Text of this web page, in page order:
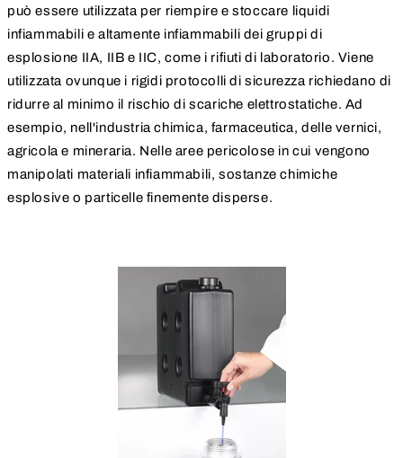
può essere utilizzata per riempire e stoccare liquidi
infiammabili e altamente infiammabili dei gruppi di
esplosione IIA, IIB e IIC, come i rifiuti di laboratorio. Viene
utilizzata ovunque i rigidi protocolli di sicurezza richiedano di
ridurre al minimo il rischio di scariche elettrostatiche. Ad
esempio, nell'industria chimica, farmaceutica, delle vernici,
agricola e mineraria. Nelle aree pericolose in cui vengono
manipolati materiali infiammabili, sostanze chimiche
esplosive o particelle finemente disperse.